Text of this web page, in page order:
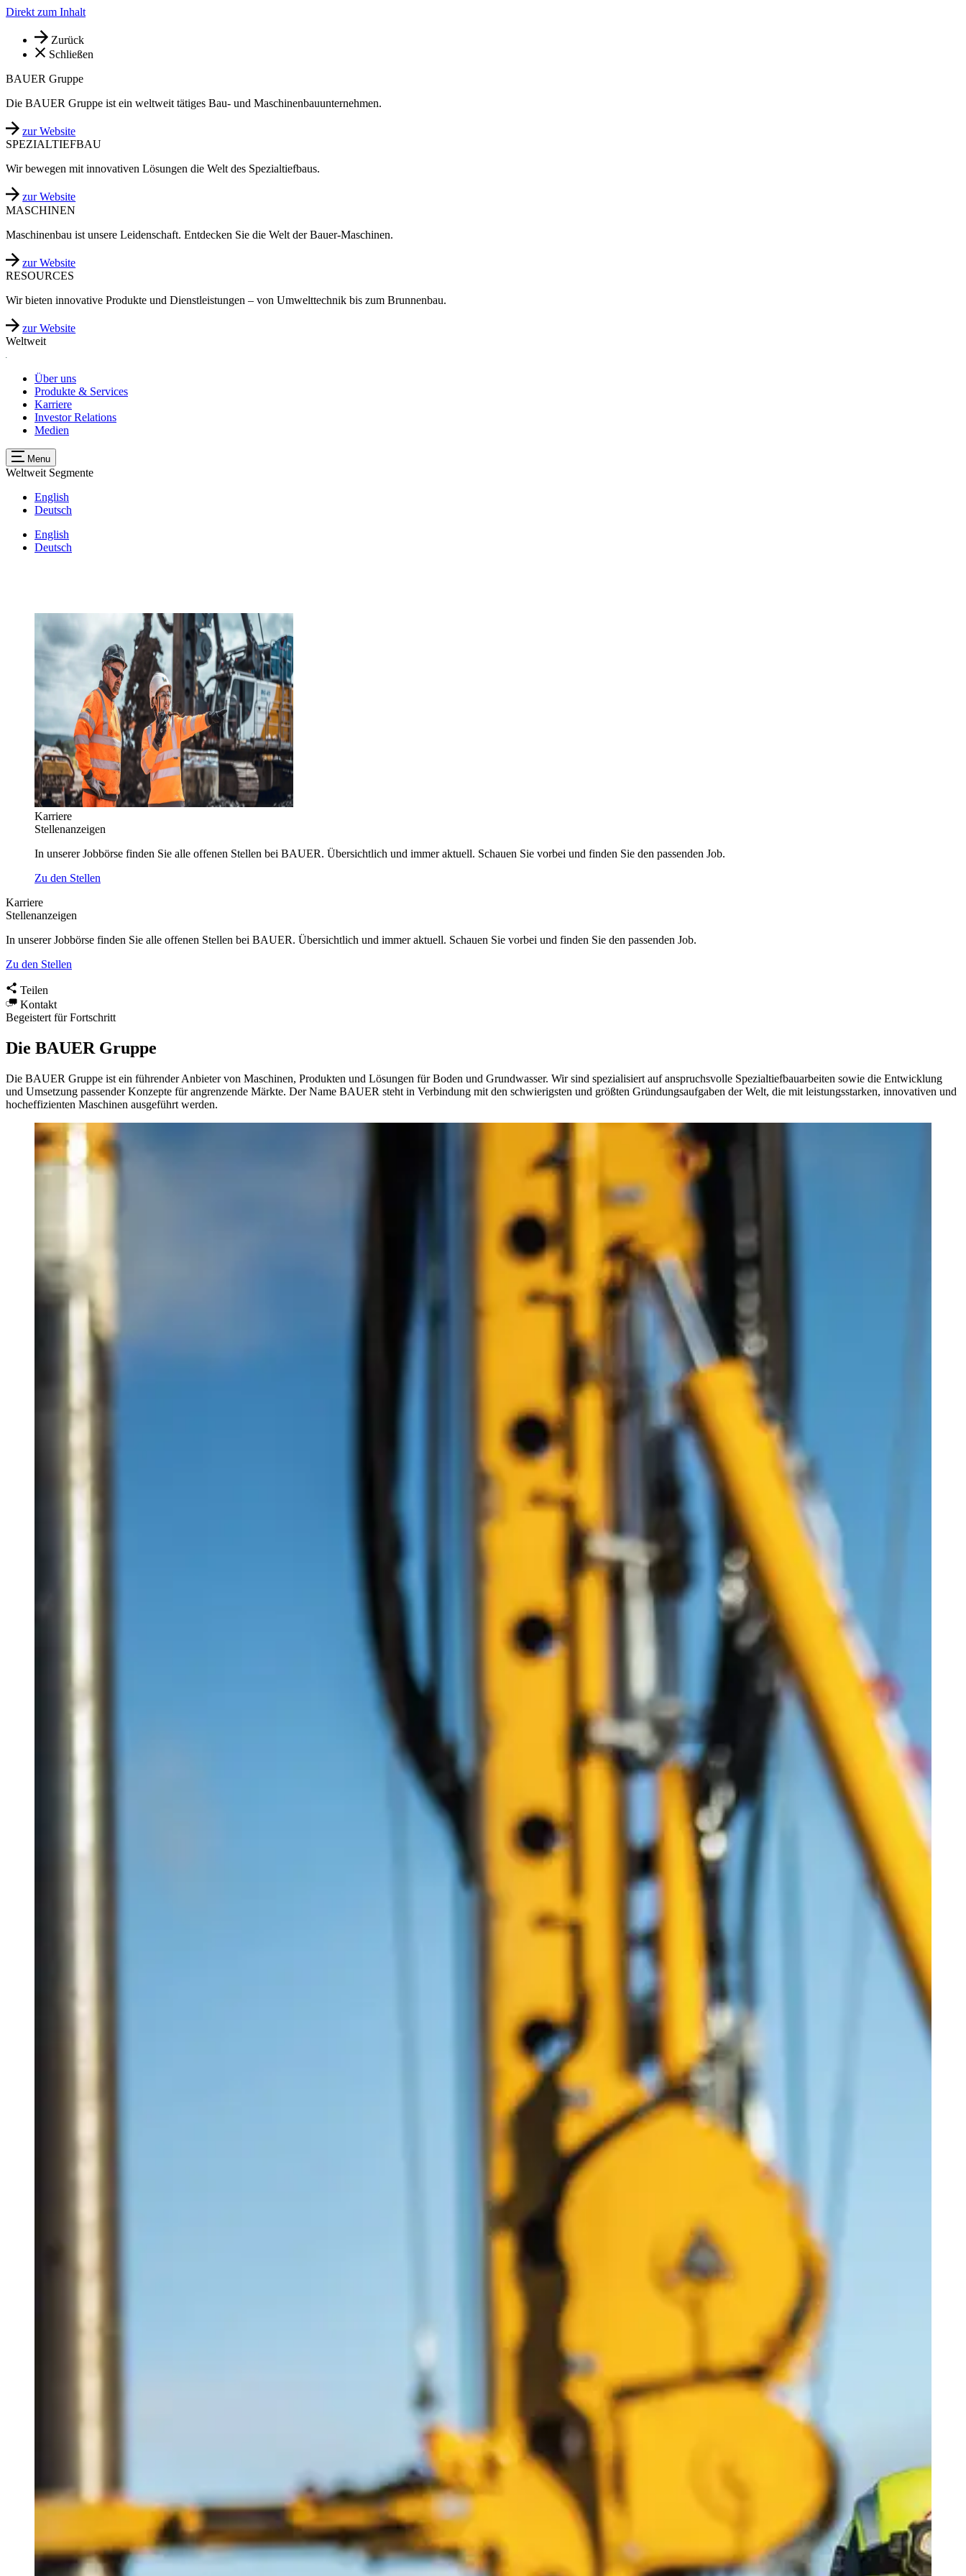
Direkt zum Inhalt
Zurück
Schließen
BAUER Gruppe
Die BAUER Gruppe ist ein weltweit tätiges Bau- und Maschinenbauunternehmen.
zur Website
SPEZIALTIEFBAU
Wir bewegen mit innovativen Lösungen die Welt des Spezialtiefbaus.
zur Website
MASCHINEN
Maschinenbau ist unsere Leidenschaft. Entdecken Sie die Welt der Bauer-Maschinen.
zur Website
RESOURCES
Wir bieten innovative Produkte und Dienstleistungen – von Umwelttechnik bis zum Brunnenbau.
zur Website
Weltweit
Über uns
Produkte & Services
Karriere
Investor Relations
Medien
Menu
Weltweit Segmente
English
Deutsch
English
Deutsch
Karriere
Stellenanzeigen
In unserer Jobbörse finden Sie alle offenen Stellen bei BAUER. Übersichtlich und immer aktuell. Schauen Sie vorbei und finden Sie den passenden Job.
Zu den Stellen
Karriere
Stellenanzeigen
In unserer Jobbörse finden Sie alle offenen Stellen bei BAUER. Übersichtlich und immer aktuell. Schauen Sie vorbei und finden Sie den passenden Job.
Zu den Stellen
Teilen
Kontakt
Begeistert für Fortschritt
Die BAUER Gruppe
Die BAUER Gruppe ist ein führender Anbieter von Maschinen, Produkten und Lösungen für Boden und Grundwasser. Wir sind spezialisiert auf anspruchsvolle Spezialtiefbauarbeiten sowie die Entwicklung
und Umsetzung passender Konzepte für angrenzende Märkte. Der Name BAUER steht in Verbindung mit den schwierigsten und größten Gründungsaufgaben der Welt, die mit leistungsstarken, innovativen und
hocheffizienten Maschinen ausgeführt werden.